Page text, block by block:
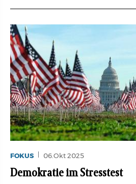
FOKUS 06.Okt 2025
Demokratie im Stresstest